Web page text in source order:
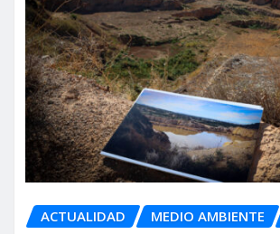
ACTUALIDAD MEDIO AMBIENTE